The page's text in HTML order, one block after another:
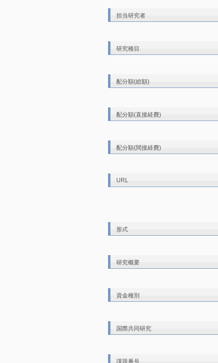
担当研究者
研究種目
配分額(総額)
配分額(直接経費)
配分額(間接経費)
URL
形式
研究概要
資金種別
国際共同研究
課題番号